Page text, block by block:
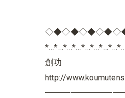
創功
http://